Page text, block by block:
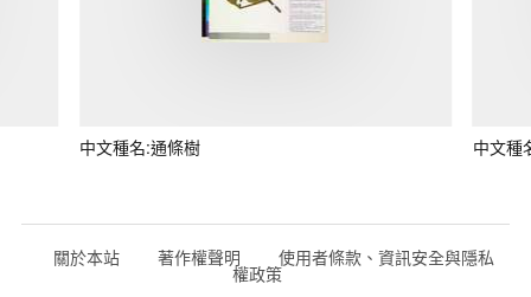
中文種名:通條樹 中文種
關於本站 著作權聲明 使用者條款、資訊安全與隱私
權政策